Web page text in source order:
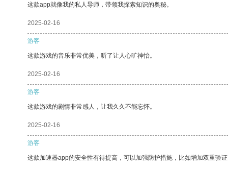
这款app就像我的私人导师，带领我探索知识的奥秘。
2025-02-16
游客
这款游戏的音乐非常优美，听了让人心旷神怡。
2025-02-16
游客
这款游戏的剧情非常感人，让我久久不能忘怀。
2025-02-16
游客
这款加速器app的安全性有待提高，可以加强防护措施，比如增加双重验